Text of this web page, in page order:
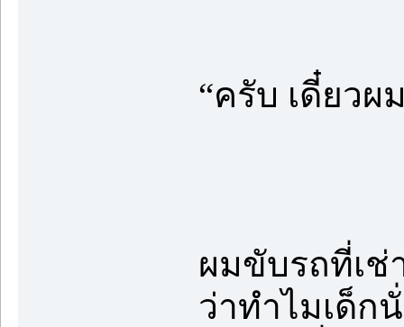
“ครับ เดี๋ยว
ผมขับรถที่เช่
ว่าทำไมเด็ก